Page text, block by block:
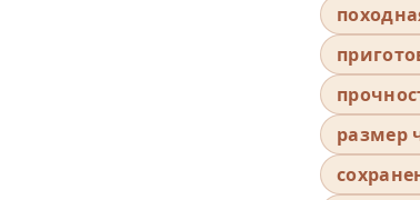
размер